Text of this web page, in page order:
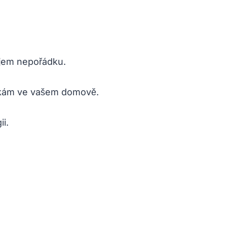
nepořádku.
ve vašem domově.